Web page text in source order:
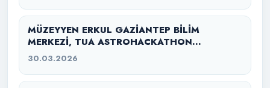
MÜZEYYEN ERKUL GAZİANTEP BİLİM
MERKEZİ, TUA ASTROHACKATHON
GAZİANTEP 2026’YA EV SAHİPLİĞİ YAPTI
30.03.2026